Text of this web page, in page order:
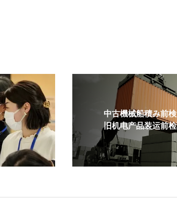
中古機械船積み前検
旧机电产品装运前检